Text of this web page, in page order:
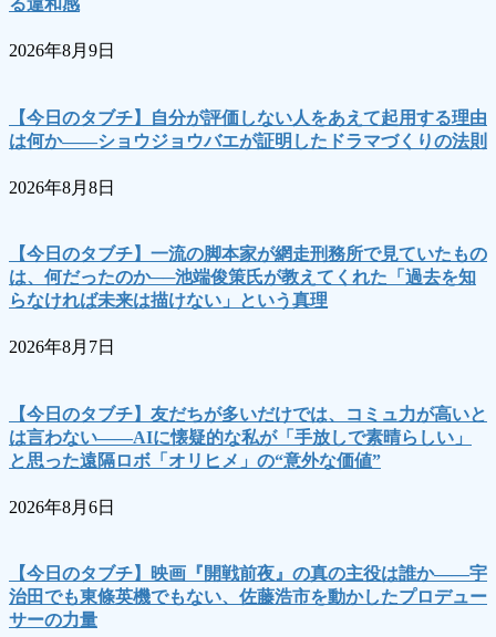
る違和感
2026年8月9日
【今日のタブチ】自分が評価しない人をあえて起用する理由
は何か――ショウジョウバエが証明したドラマづくりの法則
2026年8月8日
【今日のタブチ】一流の脚本家が網走刑務所で見ていたもの
は、何だったのか──池端俊策氏が教えてくれた「過去を知
らなければ未来は描けない」という真理
2026年8月7日
【今日のタブチ】友だちが多いだけでは、コミュ力が高いと
は言わない――AIに懐疑的な私が「手放しで素晴らしい」
と思った遠隔ロボ「オリヒメ」の“意外な価値”
2026年8月6日
【今日のタブチ】映画『開戦前夜』の真の主役は誰か――宇
治田でも東條英機でもない、佐藤浩市を動かしたプロデュー
サーの力量